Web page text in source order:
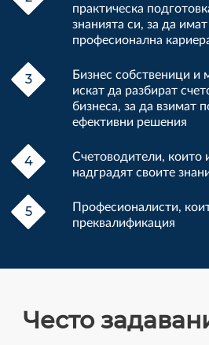
практическа
знанията си, за да
професионална
Бизнес собственици
искат да разбират
бизнеса, за да взимат
ефективни решения
Счетоводители, които
надградят своите
Професионалисти,
преквалификация
Често